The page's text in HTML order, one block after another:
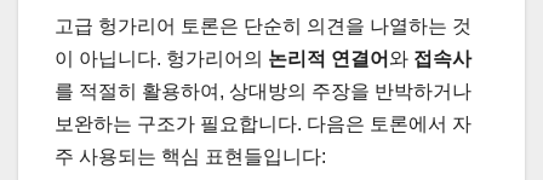
고급 헝가리어 토론은 단순히 의견을 나열하는 것
이 아닙니다. 헝가리어의 논리적 연결어 와 접속사
를 적절히 활용하여, 상대방의 주장을 반박하거나
보완하는 구조가 필요합니다. 다음은 토론에서 자
주 사용되는 핵심 표현들입니다: